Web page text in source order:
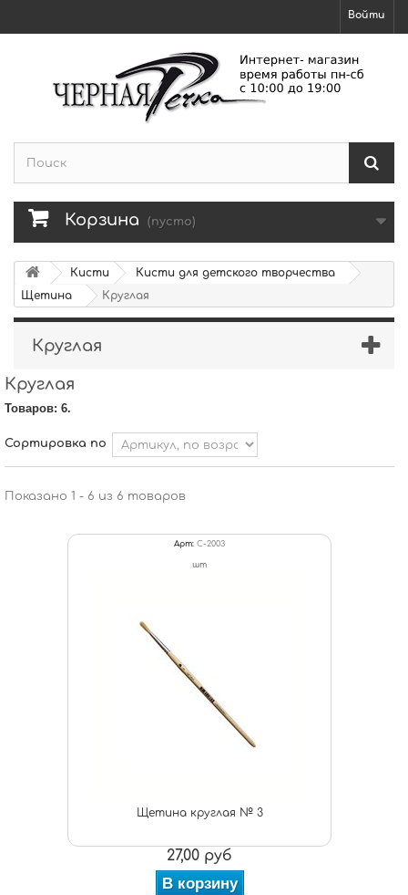
Войти
Корзина (пусто)
Кисти
Кисти для детского творчества
Щетина
Круглая
Круглая
Круглая
Товаров: 6.
Сортировка по
Показано 1 - 6 из 6 товаров
Арт: С-2003
шт
Щетина круглая № 3
27,00 руб
В корзину